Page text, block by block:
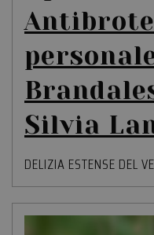
Silvia
DELIZIA ESTENSE DEL